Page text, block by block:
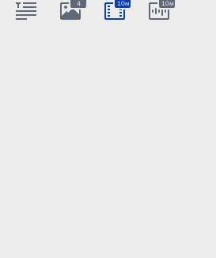
4 10м 10м